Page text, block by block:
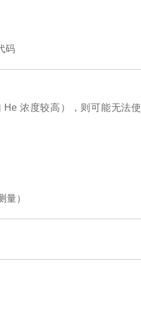
码
浓度较高），则可能无法使
量）